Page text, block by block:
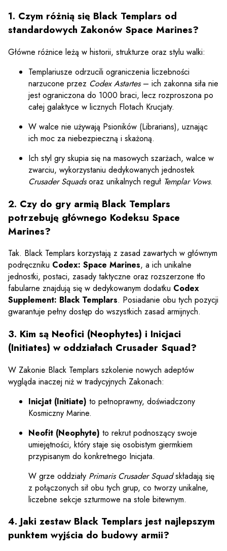
1. Czym różnią się Black Templars od
standardowych Zakonów Space Marines?
Główne różnice leżą w historii, strukturze oraz stylu walki:
Templariusze odrzucili ograniczenia liczebności
narzucone przez Codex Astartes– ich zakonna siła nie
jest ograniczona do 1000 braci, lecz rozproszona po
całej galaktyce w licznych Flotach Krucjaty.
W walce nie używają Psioników (Librarians), uznając
ich moc za niebezpieczną i skażoną.
Ich styl gry skupia się na masowych szarżach, walce w
zwarciu, wykorzystaniu dedykowanych jednostek
Crusader Squadsoraz unikalnych reguł Templar Vows.
2. Czy do gry armią Black Templars
potrzebuję głównego Kodeksu Space
Marines?
Tak. Black Templars korzystają z zasad zawartych w głównym
podręczniku Codex: Space Marines, a ich unikalne
jednostki, postaci, zasady taktyczne oraz rozszerzone tło
fabularne znajdują się w dedykowanym dodatku Codex
Supplement: Black Templars. Posiadanie obu tych pozycji
gwarantuje pełny dostęp do wszystkich zasad armijnych.
3. Kim są Neofici (Neophytes) i Inicjaci
(Initiates) w oddziałach Crusader Squad?
W Zakonie Black Templars szkolenie nowych adeptów
wygląda inaczej niż w tradycyjnych Zakonach:
Inicjat (Initiate) to pełnoprawny, doświadczony
Kosmiczny Marine.
Neofit (Neophyte) to rekrut podnoszący swoje
umiejętności, który staje się osobistym giermkiem
przypisanym do konkretnego Inicjata.
W grze oddziały Primaris Crusader Squadskładają się
z połączonych sił obu tych grup, co tworzy unikalne,
liczebne sekcje szturmowe na stole bitewnym.
4. Jaki zestaw Black Templars jest najlepszym
punktem wyjścia do budowy armii?